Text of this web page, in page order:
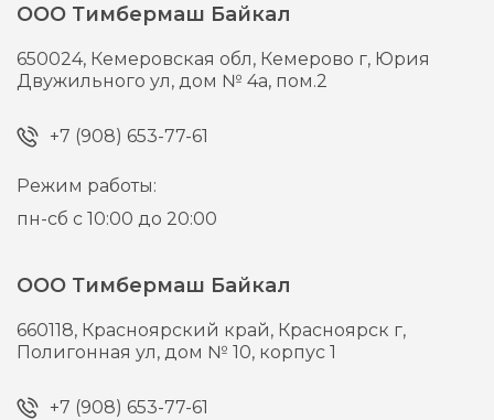
ООО Тимбермаш Байкал
650024, Кемеровская обл, Кемерово г, Юрия
Двужильного ул, дом № 4а, пом.2
+7 (908) 653-77-61
Режим работы:
пн-сб с 10:00 до 20:00
ООО Тимбермаш Байкал
660118, Красноярский край, Красноярск г,
Полигонная ул, дом № 10, корпус 1
+7 (908) 653-77-61